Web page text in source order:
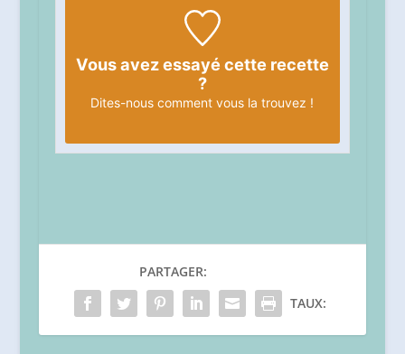
Vous avez essayé cette recette
?
Dites-nous comment vous la trouvez !
PARTAGER:
TAUX: